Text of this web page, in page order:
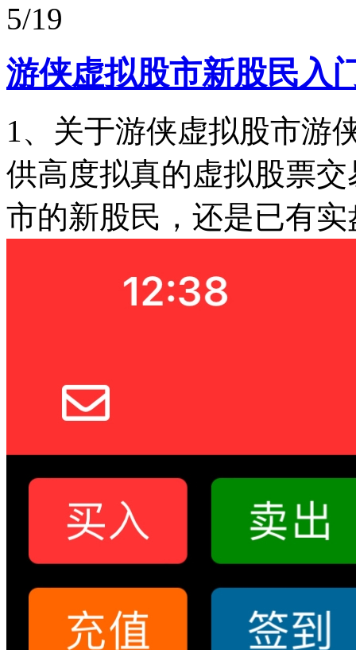
5/19
游侠虚拟股市新股民入
1、关于游侠虚拟股市游
供高度拟真的虚拟股票
市的新股民，还是已有